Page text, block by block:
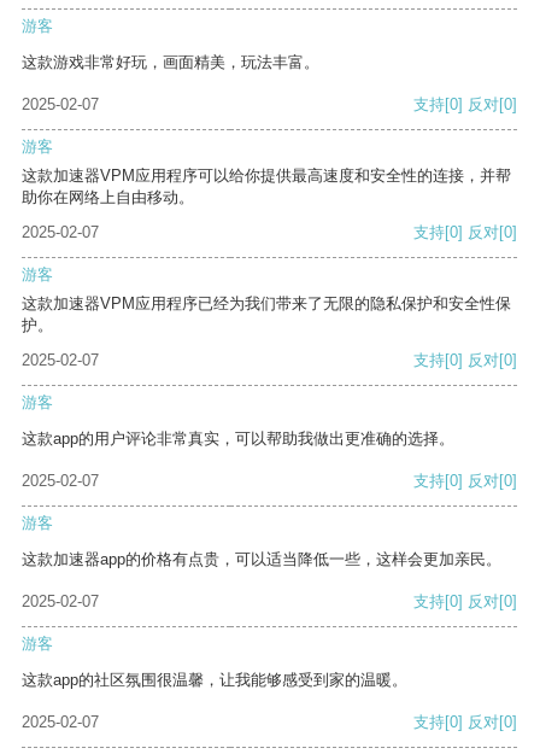
游客
这款游戏非常好玩，画面精美，玩法丰富。
2025-02-07 支持[0] 反对[0]
游客
这款加速器VPM应用程序可以给你提供最高速度和安全性的连接，并帮
助你在网络上自由移动。
2025-02-07
支持[0] 反对[0]
游客
这款加速器VPM应用程序已经为我们带来了无限的隐私保护和安全性保
护。
2025-02-07
支持[0] 反对[0]
游客
这款app的用户评论非常真实，可以帮助我做出更准确的选择。
2025-02-07 支持[0] 反对[0]
游客
这款加速器app的价格有点贵，可以适当降低一些，这样会更加亲民。
2025-02-07 支持[0] 反对[0]
游客
这款app的社区氛围很温馨，让我能够感受到家的温暖。
2025-02-07 支持[0] 反对[0]